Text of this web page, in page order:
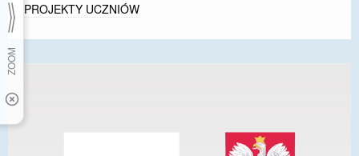
PROJEKTY UCZNIÓW